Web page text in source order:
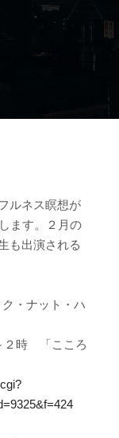
ルネス瞑想が
ます。２月の
も出演される
・ナット・ハ
２時 「こころ